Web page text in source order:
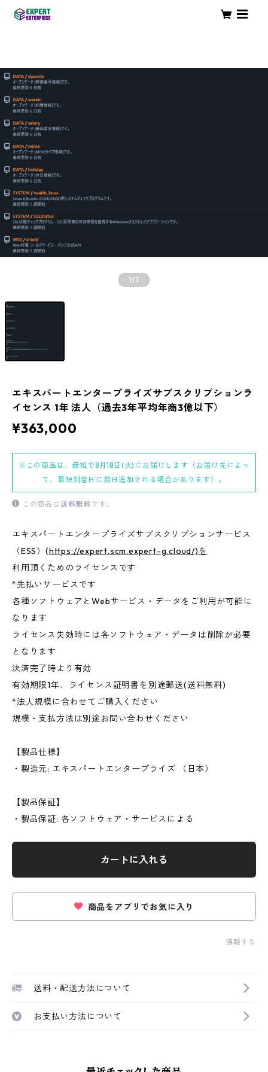
1/1
エキスパートエンタープライズサブスクリプションラ
イセンス 1年 法人（過去3年平均年商3億以下）
¥363,000
※この商品は、最短で8月18日(火)にお届けします（お届け先によっ
て、最短到着日に数日追加される場合があります）。
この商品は送料無料です。
エキスパートエンタープライズサブスクリプションサービス
（ESS）(https://expert.scm.expert-g.cloud/)を
利用頂くためのライセンスです
*先払いサービスです
各種ソフトウェアとWebサービス・データをご利用が可能に
なります
ライセンス失効時には各ソフトウェア・データは削除が必要
となります
決済完了時より有効
有効期限1年、ライセンス証明書を別途郵送(送料無料)
*法人規模に合わせてご購入ください
規模・支払方法は別途お問い合わせください
【製品仕様】
・製造元: エキスパートエンタープライズ （日本）
【製品保証】
・製品保証: 各ソフトウェア・サービスによる
カートに入れる
商品をアプリでお気に入り
通報する
送料・配送方法について
お支払い方法について